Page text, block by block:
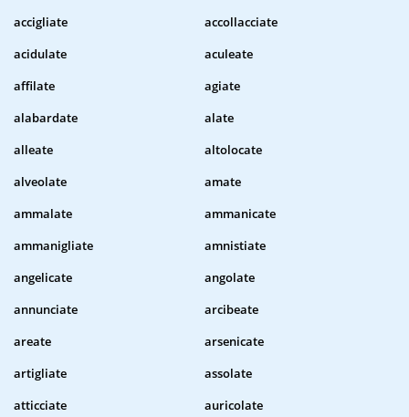
accigliate
accollacciate
acidulate
aculeate
affilate
agiate
alabardate
alate
alleate
altolocate
alveolate
amate
ammalate
ammanicate
ammanigliate
amnistiate
angelicate
angolate
annunciate
arcibeate
areate
arsenicate
artigliate
assolate
atticciate
auricolate